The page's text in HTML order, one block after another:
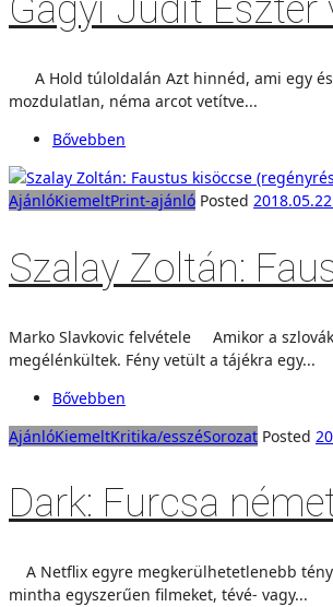
Gagyi Judit Eszter
A Hold túloldalán Azt hinnéd, ami egy és
mozdulatlan, néma arcot vetítve...
Bővebben
AjánlóKiemeltPrint-ajánló Posted
Szalay Zoltán:
Marko Slavkovic felvétele Amikor a
megélénkültek. Fény vetült a tájékra egy...
Bővebben
AjánlóKiemeltKritika/esszéSorozat Posted
Dark: Furcsa
A Netflix egyre megkerülhetetlenebb
mintha egyszerűen filmeket, tévé- vagy...